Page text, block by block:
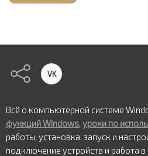
VK
Всё о компьютерной системе
функций Windows, уроки по
работы; установка, запуск и
подключение устройств и работа в